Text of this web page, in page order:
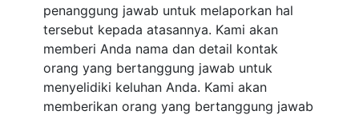
penanggung jawab untuk melaporkan hal
tersebut kepada atasannya. Kami akan
memberi Anda nama dan detail kontak
orang yang bertanggung jawab untuk
menyelidiki keluhan Anda. Kami akan
memberikan orang yang bertanggung jawab